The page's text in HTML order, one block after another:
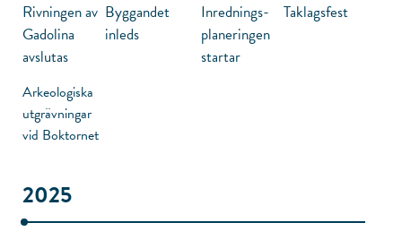
Rivningen av
Gadolina
avslutas
Arkeologiska
utgrävningar
vid Boktornet
Byggandet
inleds
Inrednings­
planeringen
startar
Taklagsfest
2025